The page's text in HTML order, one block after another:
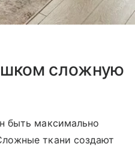
сложную
быть максимально
ткани создают